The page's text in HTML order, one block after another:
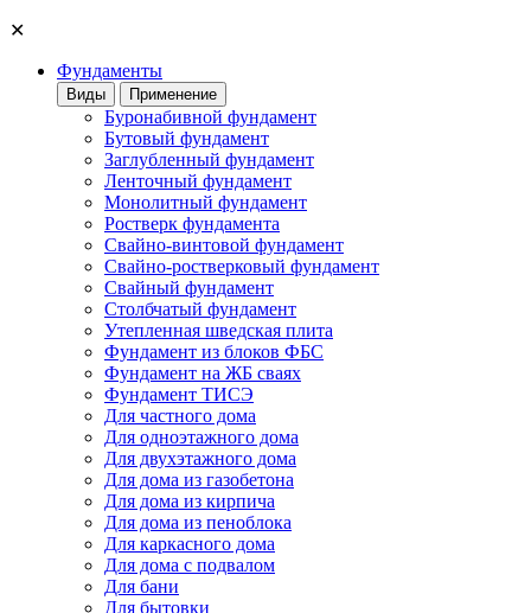
✕
Фундаменты
Виды Применение
Буронабивной фундамент
Бутовый фундамент
Заглубленный фундамент
Ленточный фундамент
Монолитный фундамент
Ростверк фундамента
Свайно-винтовой фундамент
Свайно-ростверковый фундамент
Свайный фундамент
Столбчатый фундамент
Утепленная шведская плита
Фундамент из блоков ФБС
Фундамент на ЖБ сваях
Фундамент ТИСЭ
Для частного дома
Для одноэтажного дома
Для двухэтажного дома
Для дома из газобетона
Для дома из кирпича
Для дома из пеноблока
Для каркасного дома
Для дома с подвалом
Для бани
Для бытовки